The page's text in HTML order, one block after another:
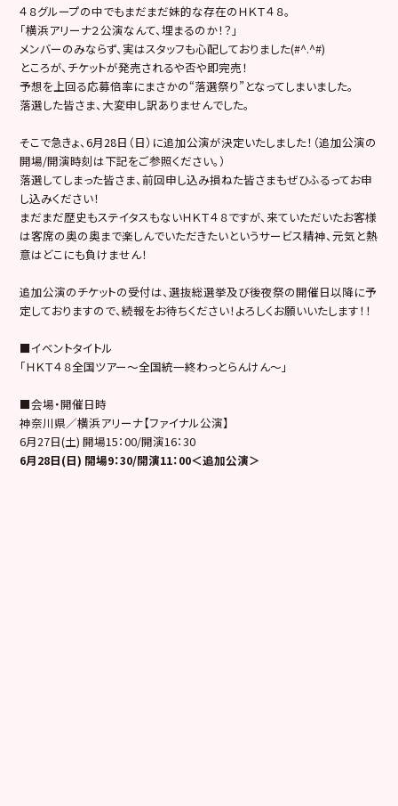
４８グループの中でもまだまだ妹的な存在のＨＫＴ４８。
「横浜アリーナ２公演なんて、埋まるのか！？」
メンバーのみならず、実はスタッフも心配しておりました(#^.^#)
ところが、チケットが発売されるや否や即完売！
予想を上回る応募倍率にまさかの“落選祭り”となってしまいました。
落選した皆さま、大変申し訳ありませんでした。
そこで急きょ、6月28日（日）に追加公演が決定いたしました！（追加公演の
開場/開演時刻は下記をご参照ください。）
落選してしまった皆さま、前回申し込み損ねた皆さまもぜひふるってお申
し込みください！
まだまだ歴史もステイタスもないＨＫＴ４８ですが、来ていただいたお客様
は客席の奥の奥まで楽しんでいただきたいというサービス精神、元気と熱
意はどこにも負けません！
追加公演のチケットの受付は、選抜総選挙及び後夜祭の開催日以降に予
定しておりますので、続報をお待ちください！よろしくお願いいたします！！
■イベントタイトル
「ＨＫＴ４８全国ツアー～全国統一終わっとらんけん～」
■会場・開催日時
神奈川県／横浜アリーナ【ファイナル公演】
6月27日(土) 開場15：00/開演16：30
6月28日(日) 開場9：30/開演11：00＜追加公演＞